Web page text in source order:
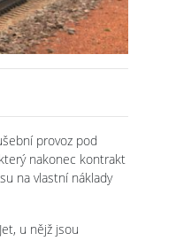
provoz pod
nakonec kontrakt
na vlastní náklady
u nějž jsou